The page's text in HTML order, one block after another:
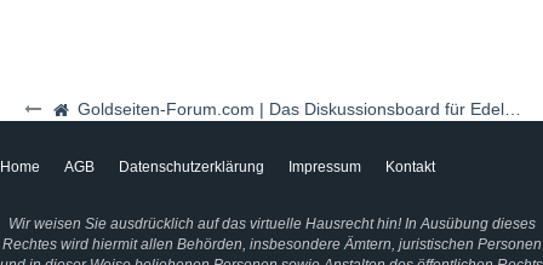
Goldseiten-Forum.com | Das Diskussionsboard für Edelmetalle & Rohstoffe
Home AGB Datenschutzerklärung Impressum Kontakt
Wir weisen Sie ausdrücklich auf das virtuelle Hausrecht hin! In Ausübung dieses
Rechtes wird hiermit allen Behörden, insbesondere Ämtern, juristischen Personen